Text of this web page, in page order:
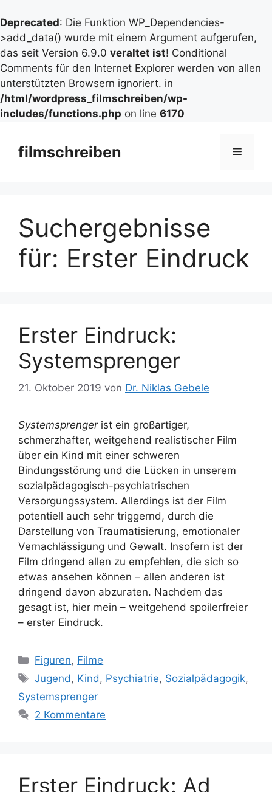
Deprecated: Die Funktion WP_Dependencies-
>add_data() wurde mit einem Argument aufgerufen,
das seit Version 6.9.0 veraltet ist! Conditional
Comments für den Internet Explorer werden von allen
unterstützten Browsern ignoriert. in
/html/wordpress_filmschreiben/wp-
includes/functions.php on line 6170
Inhalt
springen
filmschreiben Menü
Suchergebnisse
für: Erster Eindruck
Erster Eindruck:
Systemsprenger
21. Oktober 2019 von Dr. Niklas Gebele
Systemsprengerist ein großartiger,
schmerzhafter, weitgehend realistischer Film
über ein Kind mit einer schweren
Bindungsstörung und die Lücken in unserem
sozialpädagogisch-psychiatrischen
Versorgungssystem. Allerdings ist der Film
potentiell auch sehr triggernd, durch die
Darstellung von Traumatisierung, emotionaler
Vernachlässigung und Gewalt. Insofern ist der
Film dringend allen zu empfehlen, die sich so
etwas ansehen können – allen anderen ist
dringend davon abzuraten. Nachdem das
gesagt ist, hier mein – weitgehend spoilerfreier
– erster Eindruck.
Kategorien
Figuren, Filme
Schlagwörter
Jugend , Kind , Psychiatrie, Sozialpädagogik,
Systemsprenger
2 Kommentare
Erster Eindruck: Ad